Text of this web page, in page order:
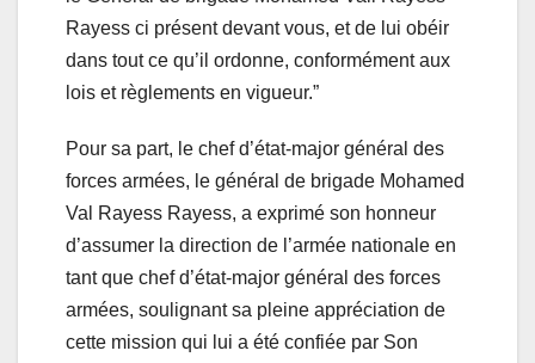
Rayess ci présent devant vous, et de lui obéir
dans tout ce qu’il ordonne, conformément aux
lois et règlements en vigueur.”
Pour sa part, le chef d’état-major général des
forces armées, le général de brigade Mohamed
Val Rayess Rayess, a exprimé son honneur
d’assumer la direction de l’armée nationale en
tant que chef d’état-major général des forces
armées, soulignant sa pleine appréciation de
cette mission qui lui a été confiée par Son